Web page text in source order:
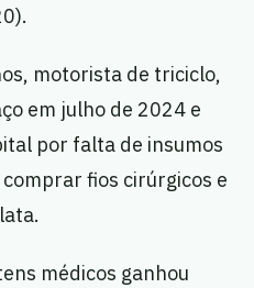
motorista de triciclo,
em julho de 2024 e
por falta de insumos
fios cirúrgicos e
médicos ganhou